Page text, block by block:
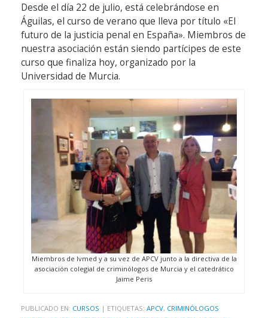
Desde el día 22 de julio, está celebrándose en
Águilas, el curso de verano que lleva por título «El
futuro de la justicia penal en España». Miembros de
nuestra asociación están siendo partícipes de este
curso que finaliza hoy, organizado por la
Universidad de Murcia.
Miembros de Ivmed y a su vez de APCV junto a la directiva de la
asociación colegial de criminólogos de Murcia y el catedrático
Jaime Peris
PUBLICADO EN: CURSOS | ETIQUETAS: APCV, CRIMINÓLOGOS